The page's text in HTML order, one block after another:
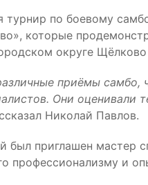
турнир по боевому
которые
округе
приёмы самбо,
Они оценивали
Николай Павлов.
был приглашен
профессионализму и